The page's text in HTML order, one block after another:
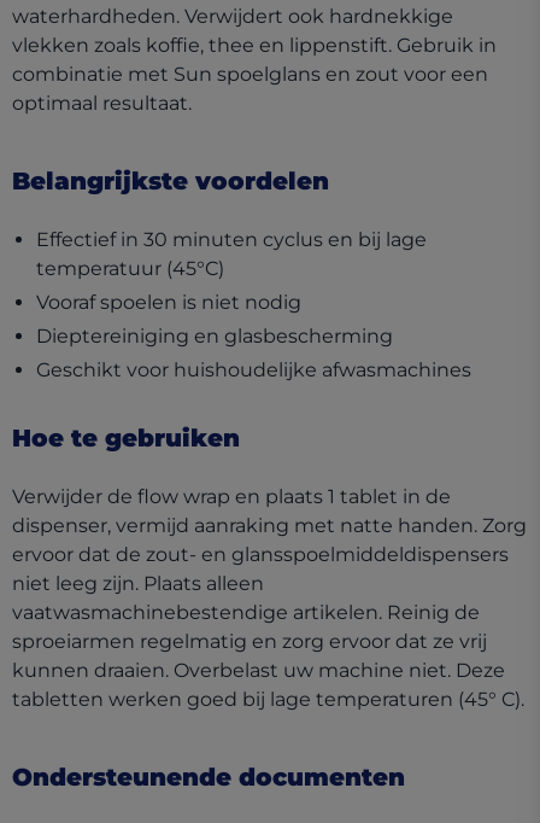
waterhardheden. Verwijdert ook hardnekkige
vlekken zoals koffie, thee en lippenstift. Gebruik in
combinatie met Sun spoelglans en zout voor een
optimaal resultaat.
Belangrijkste voordelen
Effectief in 30 minuten cyclus en bij lage
temperatuur (45°C)
Vooraf spoelen is niet nodig
Dieptereiniging en glasbescherming
Geschikt voor huishoudelijke afwasmachines
Hoe te gebruiken
Verwijder de flow wrap en plaats 1 tablet in de
dispenser, vermijd aanraking met natte handen. Zorg
ervoor dat de zout- en glansspoelmiddeldispensers
niet leeg zijn. Plaats alleen
vaatwasmachinebestendige artikelen. Reinig de
sproeiarmen regelmatig en zorg ervoor dat ze vrij
kunnen draaien. Overbelast uw machine niet. Deze
tabletten werken goed bij lage temperaturen (45° C).
Ondersteunende documenten